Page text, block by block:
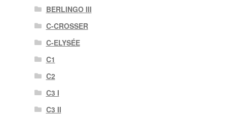
BERLINGO III
C-CROSSER
C-ELYSÉE
C1
C2
C3 I
C3 II